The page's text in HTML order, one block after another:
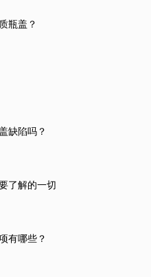
瓶盖？
缺陷吗？
了解的一切
有哪些？